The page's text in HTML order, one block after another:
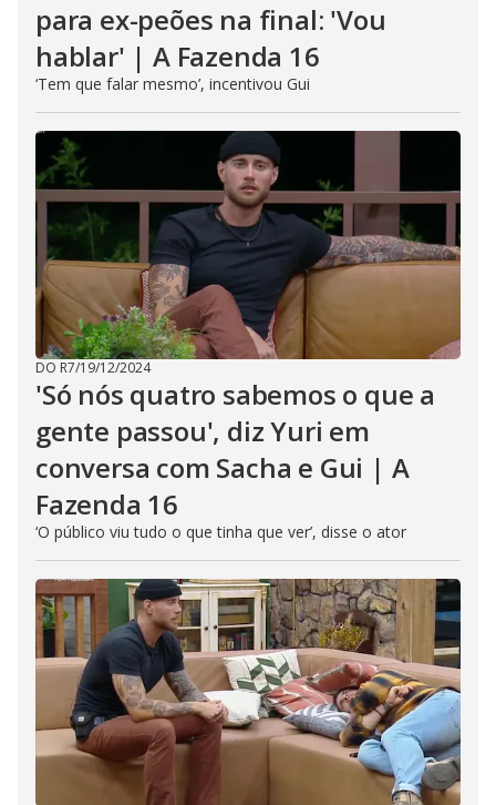
para ex-peões na final: 'Vou
hablar' | A Fazenda 16
‘Tem que falar mesmo’, incentivou Gui
DO R7/19/12/2024
'Só nós quatro sabemos o que a
gente passou', diz Yuri em
conversa com Sacha e Gui | A
Fazenda 16
‘O público viu tudo o que tinha que ver’, disse o ator